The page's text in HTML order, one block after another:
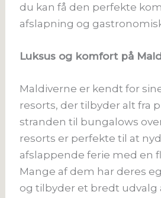
du kan få den perfekte
afslapning og
Luksus og komfort på
Maldiverne er kendt for
resorts, der tilbyder alt fra
stranden til bungalows
resorts er perfekte til at
afslappende ferie med en
Mange af dem har deres
og tilbyder et bredt udvalg